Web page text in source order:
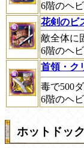
6階のヘ
花剣のビ
敵全体に
6階のヘ
首領・ク
毒で500
6階のヘ
ホットドッ